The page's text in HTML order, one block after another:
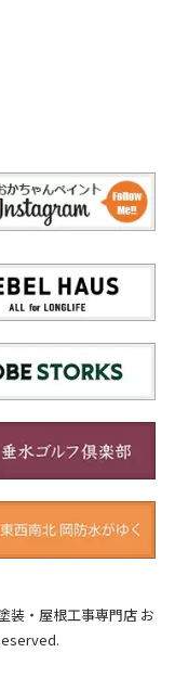
装・屋根工事専門店 お